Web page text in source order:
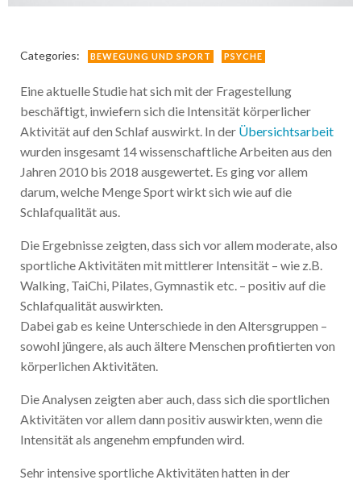
Categories: BEWEGUNG UND SPORT PSYCHE
Eine aktuelle Studie hat sich mit der Fragestellung
beschäftigt, inwiefern sich die Intensität körperlicher
Aktivität auf den Schlaf auswirkt. In der Übersichtsarbeit
wurden insgesamt 14 wissenschaftliche Arbeiten aus den
Jahren 2010 bis 2018 ausgewertet. Es ging vor allem
darum, welche Menge Sport wirkt sich wie auf die
Schlafqualität aus.
Die Ergebnisse zeigten, dass sich vor allem moderate, also
sportliche Aktivitäten mit mittlerer Intensität – wie z.B.
Walking, TaiChi, Pilates, Gymnastik etc. – positiv auf die
Schlafqualität auswirkten.
Dabei gab es keine Unterschiede in den Altersgruppen –
sowohl jüngere, als auch ältere Menschen profitierten von
körperlichen Aktivitäten.
Die Analysen zeigten aber auch, dass sich die sportlichen
Aktivitäten vor allem dann positiv auswirkten, wenn die
Intensität als angenehm empfunden wird.
Sehr intensive sportliche Aktivitäten hatten in der